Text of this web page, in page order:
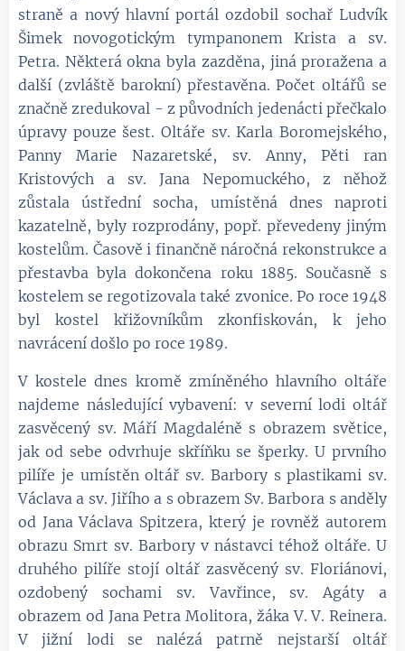
straně a nový hlavní portál ozdobil sochař Ludvík
Šimek novogotickým tympanonem Krista a sv.
Petra. Některá okna byla zazděna, jiná proražena a
další (zvláště barokní) přestavěna. Počet oltářů se
značně zredukoval - z původních jedenácti přečkalo
úpravy pouze šest. Oltáře sv. Karla Boromejského,
Panny Marie Nazaretské, sv. Anny, Pěti ran
Kristových a sv. Jana Nepomuckého, z něhož
zůstala ústřední socha, umístěná dnes naproti
kazatelně, byly rozprodány, popř. převedeny jiným
kostelům. Časově i finančně náročná rekonstrukce a
přestavba byla dokončena roku 1885. Současně s
kostelem se regotizovala také zvonice. Po roce 1948
byl kostel křižovníkům zkonfiskován, k jeho
navrácení došlo po roce 1989.
V kostele dnes kromě zmíněného hlavního oltáře
najdeme následující vybavení: v severní lodi oltář
zasvěcený sv. Máří Magdaléně s obrazem světice,
jak od sebe odvrhuje skříňku se šperky. U prvního
pilíře je umístěn oltář sv. Barbory s plastikami sv.
Václava a sv. Jiřího a s obrazem Sv. Barbora s anděly
od Jana Václava Spitzera, který je rovněž autorem
obrazu Smrt sv. Barbory v nástavci téhož oltáře. U
druhého pilíře stojí oltář zasvěcený sv. Floriánovi,
ozdobený sochami sv. Vavřince, sv. Agáty a
obrazem od Jana Petra Molitora, žáka V. V. Reinera.
V jižní lodi se nalézá patrně nejstarší oltář